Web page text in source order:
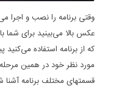
وقتی برنامه را نصب و اجرا
عکس بالا می‌بینید برای شما
که از برنامه استفاده
مورد نظر خود در همین مرحله
قسمتهای مختلف برنامه آشنا